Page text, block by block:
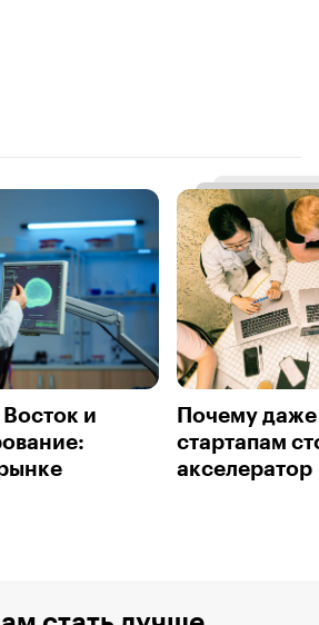
и
Почему
стартапам